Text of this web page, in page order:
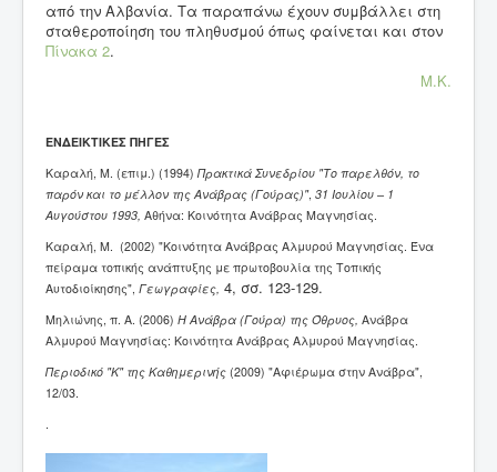
από την Αλβανία. Τα παραπάνω έχουν συμβάλλει στη
σταθεροποίηση του πληθυσμού όπως φαίνεται και στον
Πίνακα 2.
Μ.Κ.
ΕΝΔΕΙΚΤΙΚΕΣ ΠΗΓΕΣ
Καραλή, Μ. (επιμ.) (1994) Πρακτικά Συνεδρίου "Το παρελθόν, το
παρόν και το μέλλον της Ανάβρας (Γούρας)", 31 Ιουλίου – 1
Αυγούστου 1993, Αθήνα: Κοινότητα Ανάβρας Μαγνησίας.
Καραλή, Μ. (2002) "Κοινότητα Ανάβρας Αλμυρού Μαγνησίας. Ένα
πείραμα τοπικής ανάπτυξης με πρωτοβουλία της Τοπικής
Αυτοδιοίκησης", Γεωγραφίες, 4, σσ. 123-129.
Μηλιώνης, π. Α. (2006) Η Ανάβρα (Γούρα) της Όθρυος, Ανάβρα
Αλμυρού Μαγνησίας: Κοινότητα Ανάβρας Αλμυρού Μαγνησίας.
Περιοδικό "Κ" της Καθημερινής (2009) "Αφιέρωμα στην Ανάβρα",
12/03.